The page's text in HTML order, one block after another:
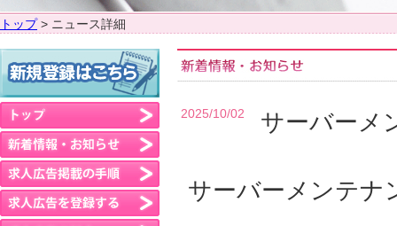
トップ> ニュース詳細
2025/10/02 サーバーメ
サーバーメンテナ